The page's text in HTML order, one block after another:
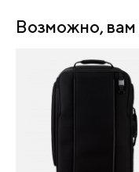
Возможно, вам